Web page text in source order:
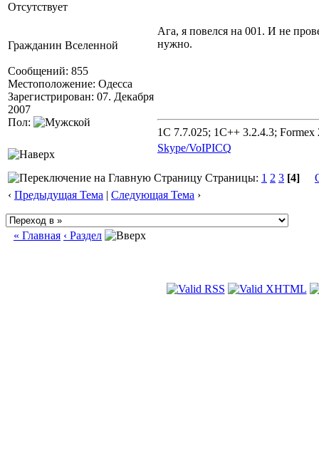
Отсутствует
Гражданин Вселенной
Сообщений: 855
Местоположение: Одесса
Зарегистрирован: 07. Декабря
2007
Пол:
Ага, я повелся на 001. И не
нужно.
1C 7.7.025; 1C++ 3.2.4.3; Formex
Skype/VoIPICQ
Страницы: 1 2 3 [4]
‹ Предыдущая Тема | Следующая Тема ›
« Главная ‹ Раздел